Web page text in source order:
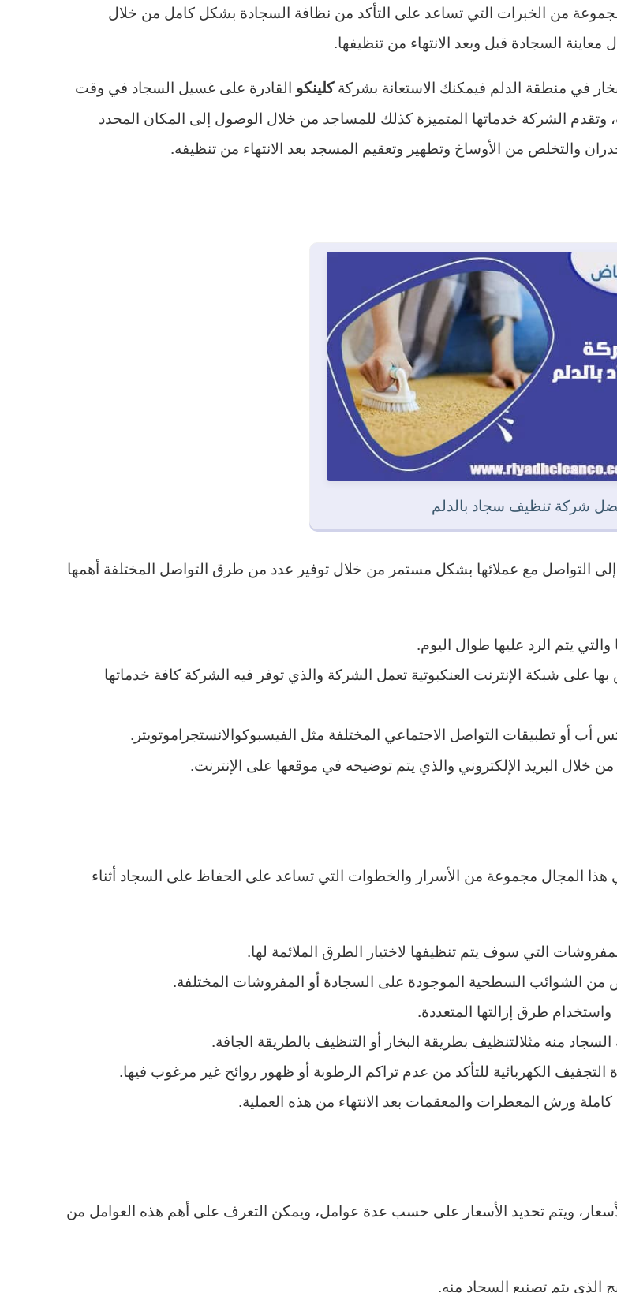
من الخبرات التي تساعد على التأكد من نظافة السجادة بشكل كامل من خلال
السجادة قبل وبعد الانتهاء من تنظيفها.
في منطقة الدلم فيمكنك الاستعانة بشركةكلينكو القادرة على غسيل السجاد في وقت
الشركة خدماتها المتميزة كذلك للمساجد من خلال الوصول إلى المكان المحدد
والتخلص من الأوساخ وتطهير وتعقيم المسجد بعد الانتهاء من تنظيفه.
شركة تنظيف سجاد بالدلم
التواصل مع عملائها بشكل مستمر من خلال توفير عدد من طرق التواصل المختلفة أهمها
يتم الرد عليها طوال اليوم.
على شبكة الإنترنت العنكبوتية تعمل الشركة والذي توفر فيه الشركة كافة خدماتها
أب أو تطبيقات التواصل الاجتماعي المختلفة مثل الفيسبوكوالانستجراموتويتر.
من خلال البريد الإلكتروني والذي يتم توضيحه في موقعها على الإنترنت.
هذا المجال مجموعة من الأسرار والخطوات التي تساعد على الحفاظ على السجاد أثناء
التي سوف يتم تنظيفها لاختيار الطرق الملائمة لها.
من الشوائب السطحية الموجودة على السجادة أو المفروشات المختلفة.
طرق إزالتها المتعددة.
منه مثلالتنظيف بطريقة البخار أو التنظيف بالطريقة الجافة.
الكهربائية للتأكد من عدم تراكم الرطوبة أو ظهور روائح غير مرغوب فيها.
ورش المعطرات والمعقمات بعد الانتهاء من هذه العملية.
ويتم تحديد الأسعار على حسب عدة عوامل، ويمكن التعرف على أهم هذه العوامل من
الذي يتم تصنيع السجاد منه.